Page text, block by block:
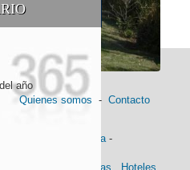
año
Quienes somos - Contacto
Historia-
Hoteles 4 Estrellas Hoteles